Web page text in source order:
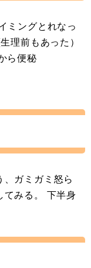
ミングとれなっ
理前もあった）
ら便秘
ガミガミ怒ら
てみる。 下半身